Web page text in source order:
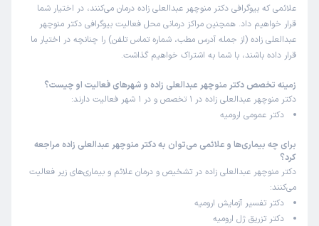
علائمی که بیوگرافی دکتر منوچهر عبدالعلی زاده درمان می‌کنند، در اختیار شما
قرار خواهیم داد. همچنین مراکز درمانی محل فعالیت بیوگرافی دکتر منوچهر
عبدالعلی زاده (از جمله آدرس مطب، شماره تماس تلفن) را چنانچه در اختیار ما
قرار داده باشند، با شما به اشتراک خواهیم گذاشت.
زمینه تخصص دکتر منوچهر عبدالعلی زاده و شهرهای فعالیت او چیست؟
دکتر منوچهر عبدالعلی زاده در 1 تخصص و در 1 شهر فعالیت دارند:
دکتر عمومی ارومیه
برای چه بیماری‌ها و علائمی می‌توان به دکتر منوچهر عبدالعلی زاده مراجعه
کرد؟
دکتر منوچهر عبدالعلی زاده در تشخیص و درمان علائم و بیماری‌های زیر فعالیت
می‌کنند:
دکتر تفسیر آزمایش ارومیه
دکتر تزریق ژل ارومیه